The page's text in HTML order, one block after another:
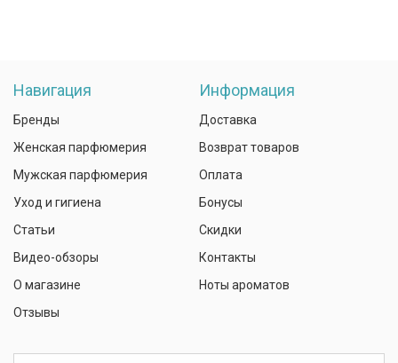
Навигация
Бренды
Женская парфюмерия
Мужская парфюмерия
Уход и гигиена
Статьи
Видео-обзоры
О магазине
Отзывы
Информация
Доставка
Возврат товаров
Оплата
Бонусы
Скидки
Контакты
Ноты ароматов